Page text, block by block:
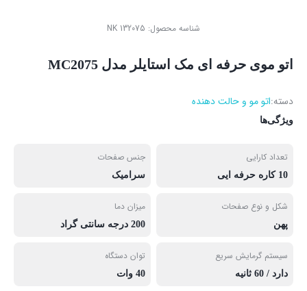
شناسه محصول: NK 132075
اتو موی حرفه ای مک استایلر مدل MC2075
دسته:اتو مو و حالت دهنده
ویژگی‌ها
تعداد کارایی
10 کاره حرفه ایی
جنس صفحات
سرامیک
شکل و نوع صفحات
پهن
میزان دما
200 درجه سانتی گراد
سیستم گرمایش سریع
دارد / 60 ثانیه
توان دستگاه
40 وات